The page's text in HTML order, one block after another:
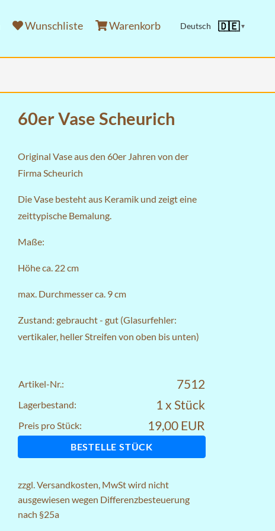
Wunschliste Warenkorb Deutsch 🇩🇪▼
60er Vase Scheurich
Original Vase aus den 60er Jahren von der
Firma Scheurich
Die Vase besteht aus Keramik und zeigt eine
zeittypische Bemalung.
Maße:
Höhe ca. 22 cm
max. Durchmesser ca. 9 cm
Zustand: gebraucht - gut (Glasurfehler:
vertikaler, heller Streifen von oben bis unten)
Artikel-Nr.: 7512
Lagerbestand: 1 x Stück
Preis pro Stück: 19,00 EUR
BESTELLE STÜCK
zzgl.Versandkosten, MwSt wird nicht
ausgewiesen wegen Differenzbesteuerung
nach §25a